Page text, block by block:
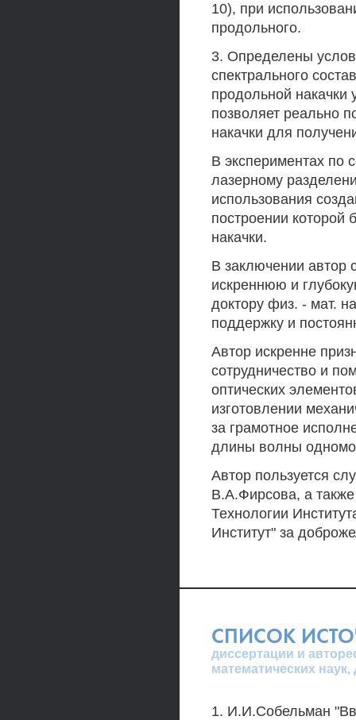
10), при
продольного.
3. Определены
спектрального
продольной накачки
позволяет реально
накачки для
В экспериментах по
лазерному
использования
построении которой
накачки.
В заключении автор
искреннюю и
доктору физ. - мат.
поддержку и
Автор искренне
сотрудничество и
оптических
изготовлении
за грамотное
длины волны
Автор пользуется
В.А.Фирсова, а
Технологии
Институт" за
СПИСОК
диссертации и
математических
1. И.И.Собельман